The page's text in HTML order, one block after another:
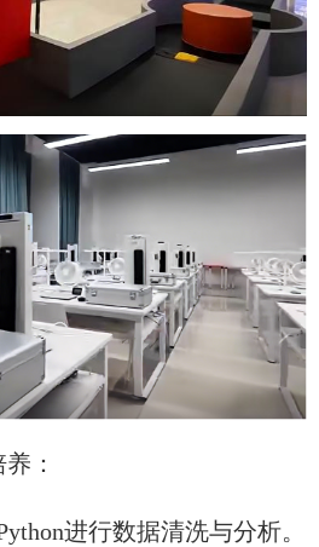
：
进行数据清洗与分析。